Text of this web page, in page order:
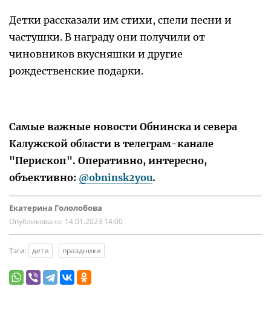
Детки рассказали им стихи, спели песни и
частушки. В награду они получили от
чиновников вкусняшки и другие
рождественские подарки.
Самые важные новости Обнинска и севера
Калужской области в телеграм-канале
"Перископ". Оперативно, интересно,
объективно: @obninsk2you.
Екатерина Гололобова
Опубликовано: 14.01.2023 14:00
Тэги: дети праздники